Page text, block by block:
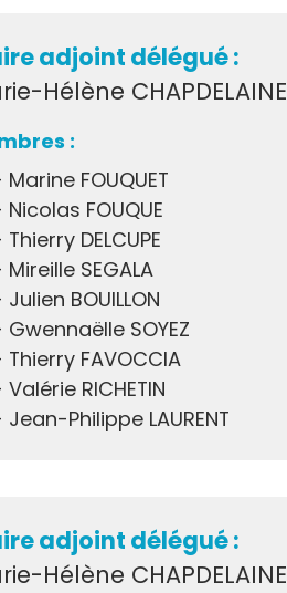
adjoint délégué :
Hélène CHAPDELAINE
Marine FOUQUET
Nicolas FOUQUE
Thierry DELCUPE
Mireille SEGALA
Julien BOUILLON
Gwennaëlle SOYEZ
Thierry FAVOCCIA
Valérie RICHETIN
Jean-Philippe LAURENT
adjoint délégué :
Hélène CHAPDELAINE